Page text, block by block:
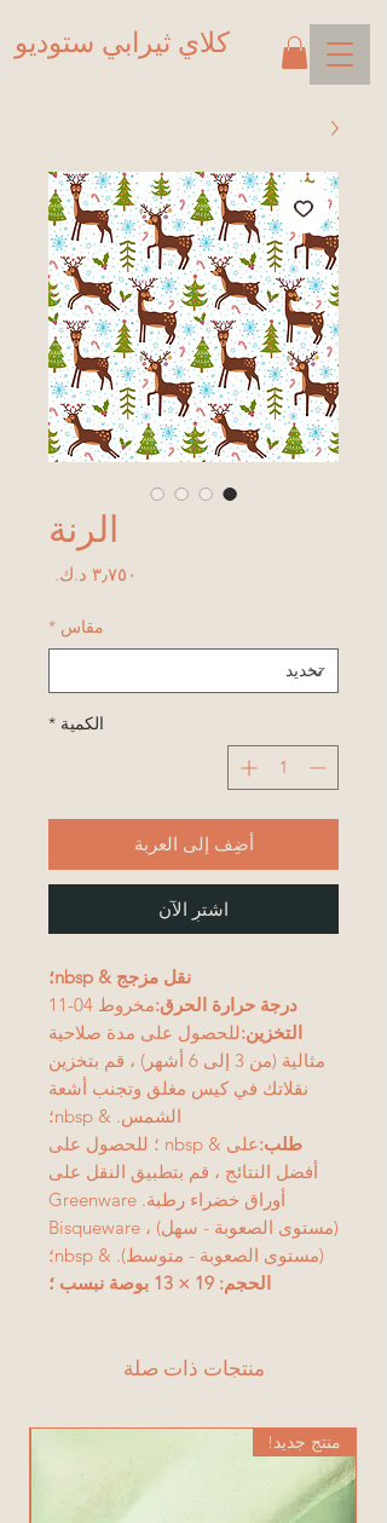
كلاي ثيرابي ستوديو
الرنة
مقاس *
الكمية *
أضِف إلى العربة
اشترِ الآن
نقل مزجج & nbsp؛
درجة حرارة الحرق:مخروط 04-11
التخزين:للحصول على مدة صلاحية
مثالية (من 3 إلى 6 أشهر) ، قم بتخزين
نقلاتك في كيس مغلق وتجنب أشعة
الشمس. & nbsp؛
طلب:
على & nbsp ؛ للحصول على
أفضل النتائج ، قم بتطبيق النقل على
أوراق خضراء رطبة. Greenware
(مستوى الصعوبة - سهل) ، Bisqueware
(مستوى الصعوبة - متوسط). & nbsp؛
الحجم: 19 × 13 بوصة نبسب ؛
منتجات ذات صلة
منتج جديد!